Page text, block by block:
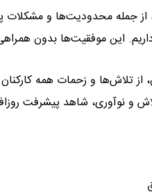
جمله محدودیت‌ها و مشکلات
این موفقیت‌ها بدون
تلاش‌ها و زحمات همه
و نوآوری، شاهد پیشرفت